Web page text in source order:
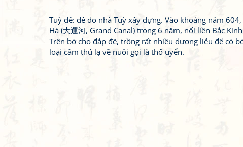
Tuỳ đê: đê do nhà Tuỳ xây dựng. Vào khoảng năm
Hà (大運河, Grand Canal) trong 6 năm, nối liền Bắc
Trên bờ cho đắp đê, trồng rất nhiều dương liễu để có
loại cầm thú lạ về nuôi gọi là thố uyển.